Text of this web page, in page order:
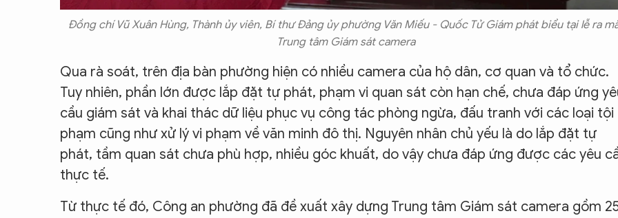
Đồng chí Vũ Xuân Hùng, Thành ủy viên, Bí thư Đảng ủy phường Văn Miếu - Quốc Tử Giám phát biểu tại lễ ra
Trung tâm Giám sát camera
Qua rà soát, trên địa bàn phường hiện có nhiều camera của hộ dân, cơ quan và tổ chức.
Tuy nhiên, phần lớn được lắp đặt tự phát, phạm vi quan sát còn hạn chế, chưa đáp ứng
cầu giám sát và khai thác dữ liệu phục vụ công tác phòng ngừa, đấu tranh với các loại tội
phạm cũng như xử lý vi phạm về văn minh đô thị. Nguyên nhân chủ yếu là do lắp đặt tự
phát, tầm quan sát chưa phù hợp, nhiều góc khuất, do vậy chưa đáp ứng được các yêu
thực tế.
Từ thực tế đó, Công an phường đã đề xuất xây dựng Trung tâm Giám sát camera gồm